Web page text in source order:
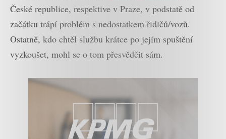
České republice, respektive v Praze, v podstatě od
začátku trápí problém s nedostatkem řidičů/vozů.
Ostatně, kdo chtěl službu krátce po jejím spuštění
vyzkoušet, mohl se o tom přesvědčit sám.